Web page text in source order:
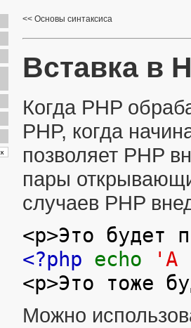
Основы синтаксиса
Вставка в
Когда PHP
PHP, когда
позволяет PHP
пары
случаев PHP
<p>Это будет
<?php echo
'А
<p>Это тоже
Можно